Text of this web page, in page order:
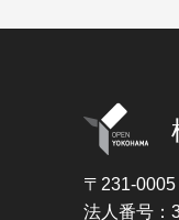
〒231-
法人番号：